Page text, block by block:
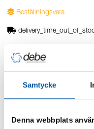
Samtycke
Denna webbplats
Beställningsvara